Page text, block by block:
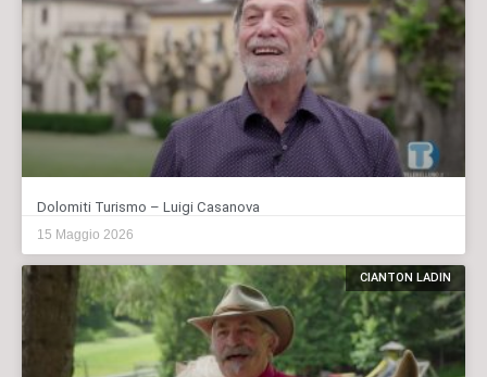
Dolomiti Turismo – Luigi Casanova
15 Maggio 2026
CIANTON LADIN